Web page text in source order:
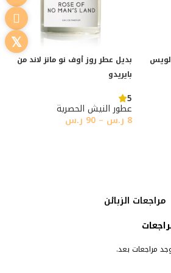
لويس
بديل عطر روز أوف نو مانز لاند من
بايريدو
5
عطور النيش الحصرية
8 ر.س –
90 ر.س
مراجعات الزبائن
مراجعات بعد.